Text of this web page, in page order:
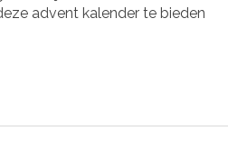
advent kalender te bieden